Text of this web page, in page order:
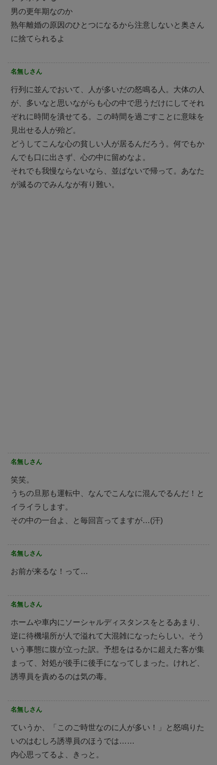
男の更年期なのか
熟年離婚の原因のひとつになるから注意しないと奥さん
に捨てられるよ
名無しさん
行列に並んでおいて、人が多いだの怒鳴る人。大体の人
が、多いなと思いながらも心の中で思うだけにしてそれ
ぞれに時間を潰せてる。この時間を過ごすことに意味を
見出せる人が殆ど。
どうしてこんな心の貧しい人が居るんだろう。何でもか
んでも口に出さず、心の中に留めなよ。
それでも我慢ならないなら、並ばないで帰って。あなた
が減るのでみんなが有り難い。
名無しさん
笑笑。
うちの旦那も運転中、なんでこんなに混んでるんだ！と
イライラします。
その中の一台よ、と毎回言ってますが…(汗)
名無しさん
お前が来るな！って…
名無しさん
ホームや車内にソーシャルディスタンスをとるあまり、
逆に待機場所が人で溢れて大混雑になったらしい。そう
いう事態に腹が立った訳。予想をはるかに超えた客が集
まって、対処が後手に後手になってしまった。けれど、
誘導員を責めるのは気の毒。
名無しさん
ていうか、「このご時世なのに人が多い！」と怒鳴りた
いのはむしろ誘導員のほうでは……
内心思ってるよ、きっと。